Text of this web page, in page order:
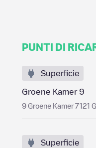
PUNTI DI
Superficie
Groene Kamer 9
9 Groene Kamer 7121
Superficie